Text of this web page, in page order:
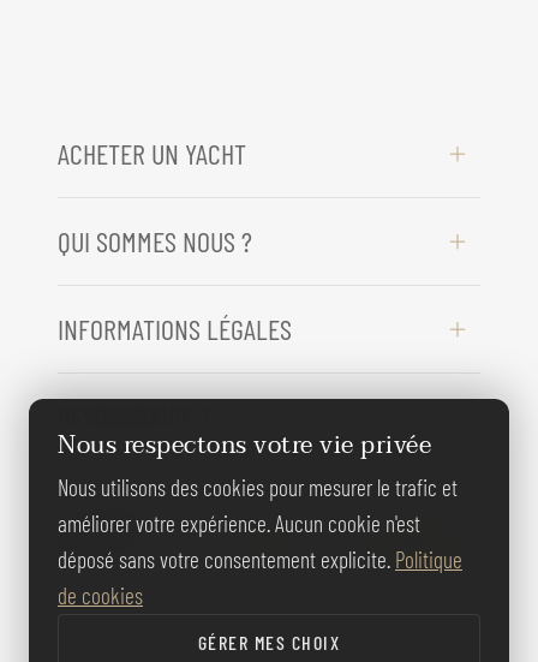
ACHETER UN YACHT
QUI SOMMES NOUS ?
INFORMATIONS LÉGALES
REJOIGNEZ-
NOUS
Nous respectons votre vie privée
Nous utilisons des cookies pour mesurer le trafic et
améliorer votre expérience. Aucun cookie n'est
déposé sans votre consentement explicite. Politique
de cookies
GÉRER MES CHOIX